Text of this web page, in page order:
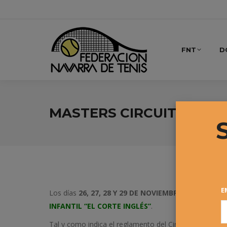
FNT
MASTERS CIRCUITO
Los días 26, 27, 28 Y 29 DE NOVIEMBRE de 2015 se
INFANTIL “EL CORTE INGLÉS”.
Tal y como indica el reglamento del Circuito, este